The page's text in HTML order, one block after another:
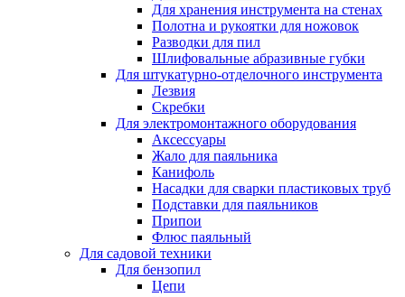
Для хранения инструмента на стенах
Полотна и рукоятки для ножовок
Разводки для пил
Шлифовальные абразивные губки
Для штукатурно-отделочного инструмента
Лезвия
Скребки
Для электромонтажного оборудования
Аксессуары
Жало для паяльника
Канифоль
Насадки для сварки пластиковых труб
Подставки для паяльников
Припои
Флюс паяльный
Для садовой техники
Для бензопил
Цепи